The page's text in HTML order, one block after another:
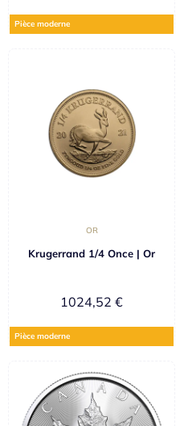
Pièce moderne
OR
Krugerrand 1/4 Once | Or
1024,52 €
Pièce moderne